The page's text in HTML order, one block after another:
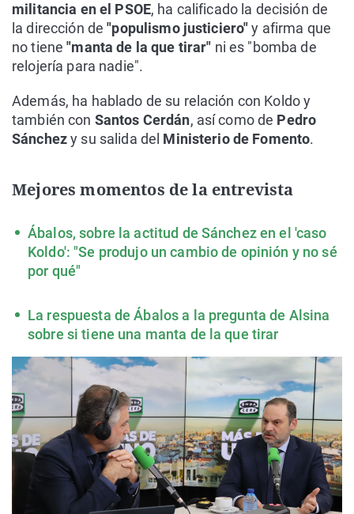
militancia en el PSOE, ha calificado la decisión de
la dirección de "populismo justiciero"y afirma que
no tiene "manta de la que tirar" ni es "bomba de
relojería para nadie".
Además, ha hablado de su relación con Koldo y
también con Santos Cerdán, así como de Pedro
Sánchezy su salida del Ministerio de Fomento.
Mejores momentos de la entrevista
Ábalos, sobre la actitud de Sánchez en el 'caso
Koldo': "Se produjo un cambio de opinión y no sé
por qué"
La respuesta de Ábalos a la pregunta de Alsina
sobre si tiene una manta de la que tirar